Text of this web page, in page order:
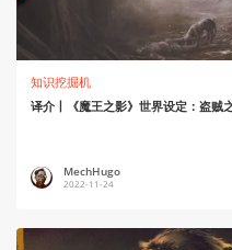
知识挖掘机
译介丨《魔王之影》世界设定：盗贼
MechHugo
2022-11-24